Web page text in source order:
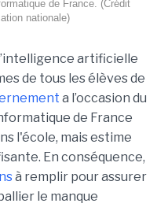
de France. (Crédit
nationale)
artificielle
de tous les élèves de
a l’occasion du
de France
l'école, mais estime
En conséquence,
à remplir pour assurer
le manque